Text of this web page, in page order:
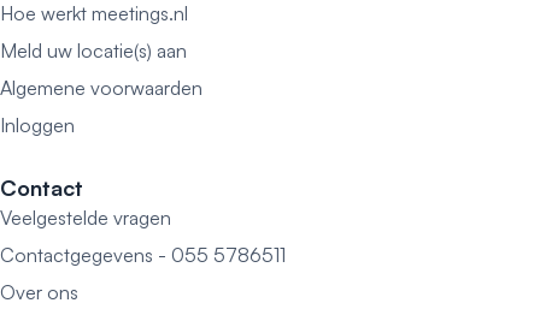
Hoe werkt meetings.nl
Meld uw locatie(s) aan
Algemene voorwaarden
Inloggen
Contact
Veelgestelde vragen
Contactgegevens - 055 5786511
Over ons